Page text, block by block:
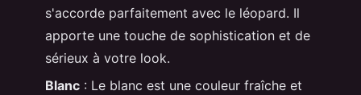
s'accorde parfaitement avec le léopard. Il
apporte une touche de sophistication et de
sérieux à votre look.
Blanc : Le blanc est une couleur fraîche et